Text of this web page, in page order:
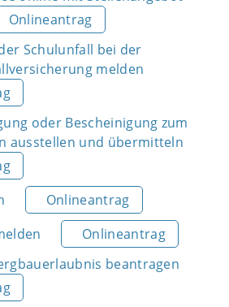
Onlineantrag
Schulunfall bei der
melden
oder Bescheinigung zum
ausstellen und übermitteln
Onlineantrag
Onlineantrag
beantragen